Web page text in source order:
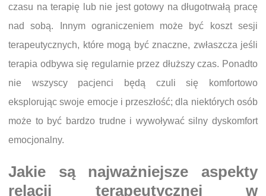
czasu na terapię lub nie jest gotowy na długotrwałą pracę
nad sobą. Innym ograniczeniem może być koszt sesji
terapeutycznych, które mogą być znaczne, zwłaszcza jeśli
terapia odbywa się regularnie przez dłuższy czas. Ponadto
nie wszyscy pacjenci będą czuli się komfortowo
eksplorując swoje emocje i przeszłość; dla niektórych osób
może to być bardzo trudne i wywoływać silny dyskomfort
emocjonalny.
Jakie są najważniejsze aspekty
relacji terapeutycznej w